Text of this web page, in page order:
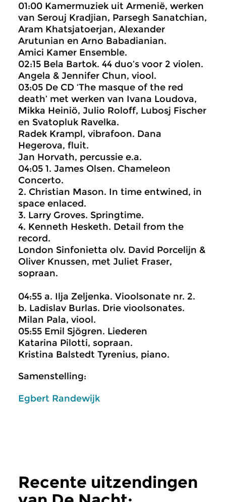
01:00 Kamermuziek uit Armenië, werken
van Serouj Kradjian, Parsegh Sanatchian,
Aram Khatsjatoerjan, Alexander
Arutunian en Arno Babadianian.
Amici Kamer Ensemble.
02:15 Bela Bartok. 44 duo’s voor 2 violen.
Angela & Jennifer Chun, viool.
03:05 De CD ‘The masque of the red
death’ met werken van Ivana Loudova,
Mikka Heiniö, Julio Roloff, Lubosj Fischer
en Svatopluk Ravelka.
Radek Krampl, vibrafoon. Dana
Hegerova, fluit.
Jan Horvath, percussie e.a.
04:05 1. James Olsen. Chameleon
Concerto.
2. Christian Mason. In time entwined, in
space enlaced.
3. Larry Groves. Springtime.
4. Kenneth Hesketh. Detail from the
record.
London Sinfonietta olv. David Porcelijn &
Oliver Knussen, met Juliet Fraser,
sopraan.
04:55 a. Ilja Zeljenka. Vioolsonate nr. 2.
b. Ladislav Burlas. Drie vioolsonates.
Milan Pala, viool.
05:55 Emil Sjögren. Liederen
Katarina Pilotti, sopraan.
Kristina Balstedt Tyrenius, piano.
Samenstelling:
Egbert Randewijk
Recente uitzendingen